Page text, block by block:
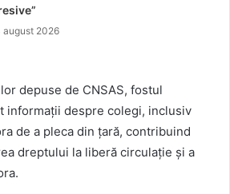
august 2026
depuse de CNSAS, fostul
informații despre colegi, inclusiv
de a pleca din țară, contribuind
dreptului la liberă circulație și a